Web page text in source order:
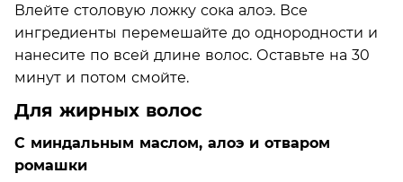
Влейте столовую ложку сока алоэ. Все
ингредиенты перемешайте до однородности и
нанесите по всей длине волос. Оставьте на 30
минут и потом смойте.
Для жирных волос
С миндальным маслом, алоэ и отваром
ромашки